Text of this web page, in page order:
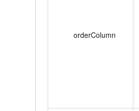
orderColumn